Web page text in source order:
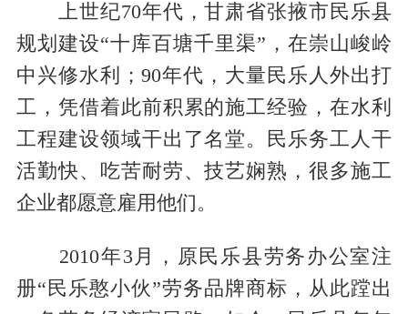
上世纪70年代，甘肃省张掖市民乐县
规划建设“十库百塘千里渠”，在崇山峻岭
中兴修水利；90年代，大量民乐人外出打
工，凭借着此前积累的施工经验，在水利
工程建设领域干出了名堂。民乐务工人干
活勤快、吃苦耐劳、技艺娴熟，很多施工
企业都愿意雇用他们。
2010年3月，原民乐县劳务办公室注
册“民乐憨小伙”劳务品牌商标，从此蹚出